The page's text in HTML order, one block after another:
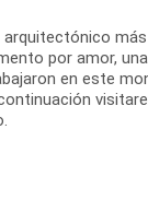
por amor,
en este